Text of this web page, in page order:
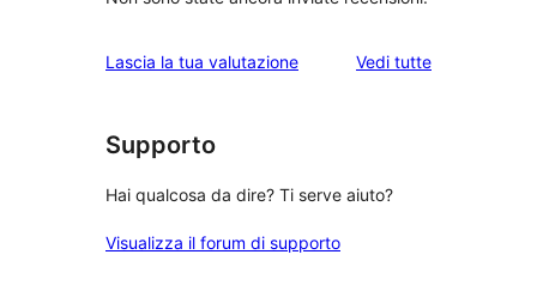
Lascia la tua valutazione Vedi tuttele
Supporto
Hai qualcosa da dire? Ti serve aiuto?
Visualizza il forum di supporto